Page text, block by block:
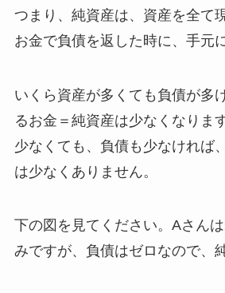
つまり、純資産は、資産を全て
お金で負債を返した時に、手元
いくら資産が多くても負債が多
るお金＝純資産は少なくなりま
少なくても、負債も少なければ
は少なくありません。
下の図を見てください。Aさん
みですが、負債はゼロなので、